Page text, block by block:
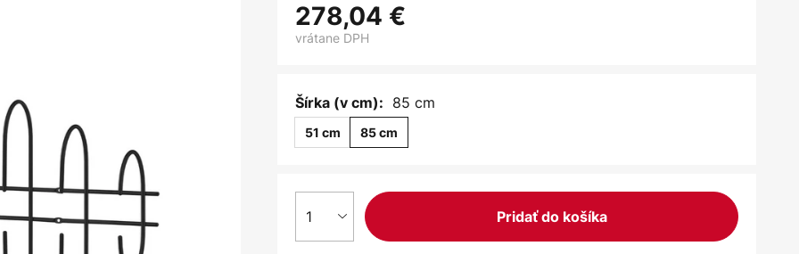
278,04 €
vrátane DPH
Šírka (v cm): 85 cm
51 cm 85 cm
1 Pridať do košíka